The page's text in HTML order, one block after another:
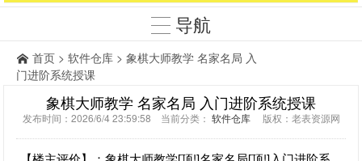
导航
首页 > 软件仓库 > 象棋大师教学 名家名局 入
门进阶系统授课
象棋大师教学 名家名局 入门进阶系统授课
发布时间：2026/6/4 23:59:58 当前分类： 软件仓库版权：老表资源网